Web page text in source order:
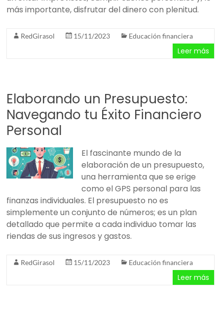
más importante, disfrutar del dinero con plenitud.
RedGirasol 15/11/2023 Educación financiera
Leer más
Elaborando un Presupuesto:
Navegando tu Éxito Financiero
Personal
El fascinante mundo de la
elaboración de un presupuesto,
una herramienta que se erige
como el GPS personal para las
finanzas individuales. El presupuesto no es
simplemente un conjunto de números; es un plan
detallado que permite a cada individuo tomar las
riendas de sus ingresos y gastos.
RedGirasol 15/11/2023 Educación financiera
Leer más